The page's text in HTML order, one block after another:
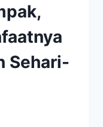
Sehari-